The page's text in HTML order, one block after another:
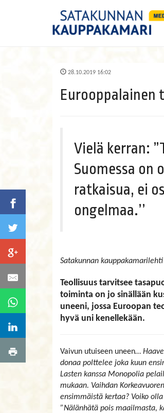
28.10.2019 16:02
Eurooppalainen
Vielä kerran:
Suomessa on
ratkaisua, ei
ongelmaa.’’
Satakunnan
Teollisuus tarvitsee
toiminta on jo sinällään
uneeni, jossa Euroopan
hyvä uni kenellekään.
Vaivun utuiseen uneen…
donaa polttelee joka kuun
Lasten kanssa Monopolia
mukaan. Vaihdan
ensimmäistä kertaa? Voiko
”Nälänhätä pois maailmasta,